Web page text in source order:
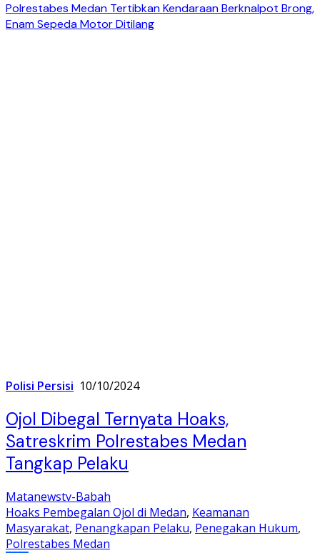
Polrestabes Medan Tertibkan Kendaraan Berknalpot Brong,
Enam Sepeda Motor Ditilang
Polisi Persisi 10/10/2024
Ojol Dibegal Ternyata Hoaks,
Satreskrim Polrestabes Medan
Tangkap Pelaku
Matanewstv-Babah
Hoaks Pembegalan Ojol di Medan, Keamanan
Masyarakat, Penangkapan Pelaku, Penegakan Hukum,
Polrestabes Medan